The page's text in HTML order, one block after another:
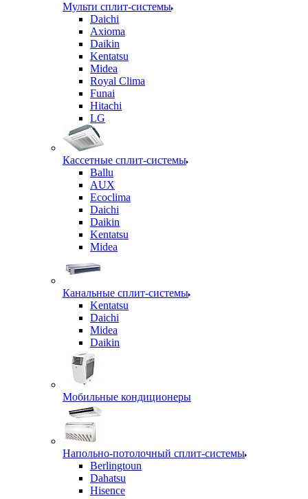
Мульти сплит-системы
Daichi
Axioma
Daikin
Kentatsu
Midea
Royal Clima
Funai
Hitachi
LG
Кассетные сплит-системы
Ballu
AUX
Ecoclima
Daichi
Daikin
Kentatsu
Midea
Канальные сплит-системы
Kentatsu
Daichi
Midea
Daikin
Мобильные кондиционеры
Напольно-потолочный сплит-системы
Berlingtoun
Dahatsu
Hisence